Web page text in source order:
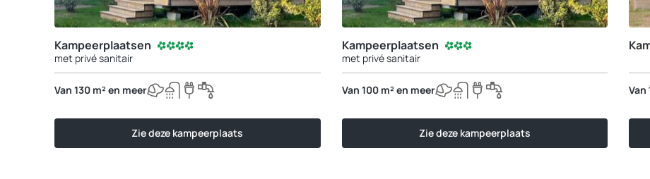
Kampeerplaatsen
met privé sanitair
Van 130 m² en meer
Zie deze kampeerplaats
Kampeerplaatsen
met privé sanitair
Van 100 m² en meer
Zie deze kampeerplaats
Van